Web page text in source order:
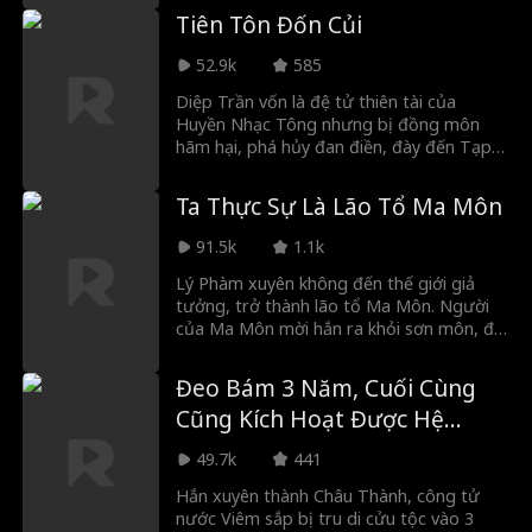
quay lại nghề cũ, trở thành người mẫu âm
phủ, thậm chí phải qua lại với cô vợ ma để
sống sót. Nhưng không ngờ, do một sự
cố bất thường, anh bị kéo vào một phó
bản quỷ dị tranh đoạt quốc vận. Điều
khiến anh kinh ngạc hơn là boss của phó
bản ấy lại chính là cô vợ ma đã bắt tay với
Tiên Tôn Đốn Củi
52.9k
585
Diệp Trần vốn là đệ tử thiên tài của
Huyền Nhạc Tông nhưng bị đồng môn
hãm hại, phá hủy đan điền, đày đến Tạp
Diệp Trần thức tỉnh hệ thống Đốn Củi,
tích lũy số lần đốn củi là có thể nhận được
phần thưởng, từ đó liên tục thăng cấp,
cuối cùng vừa có thể trả thù rửa hận, vừa
bảo vệ được tông môn.
Ta Thực Sự Là Lão Tổ Ma Môn
91.5k
1.1k
Lý Phàm xuyên không đến thế giới giả
tưởng, trở thành lão tổ Ma Môn. Người
của Ma Môn mời hắn ra khỏi sơn môn, đối
phạt. Nhưng Lý Phàm phát hiện mình
không hề kế thừa tu vi của nguyên chủ,
chỉ có thể dựa vào diễn xuất để giả làm
lão tổ hù dọa mọi người.
Đeo Bám 3 Năm, Cuối Cùng
Cũng Kích Hoạt Được Hệ
Thống
49.7k
441
Hắn xuyên thành Châu Thành, công tử
nước Viêm sắp bị tru di cửu tộc vào 3